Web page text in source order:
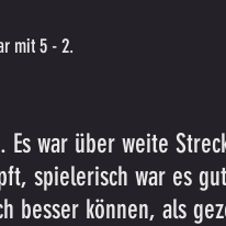
mit 5 - 2.
war über weite
spielerisch war es
besser können, als